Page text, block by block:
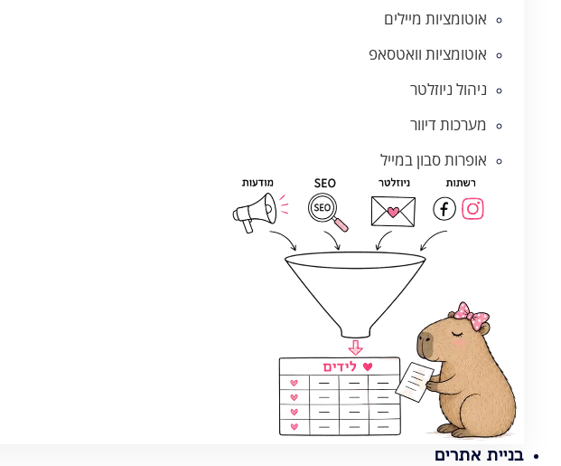
אוטומציות מיילים
אוטומציות וואטסאפ
ניהול ניוזלטר
מערכות דיוור
אופרות סבון במייל
בניית אתרים